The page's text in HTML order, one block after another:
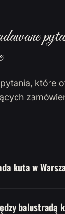
które
kuta w
balustradą